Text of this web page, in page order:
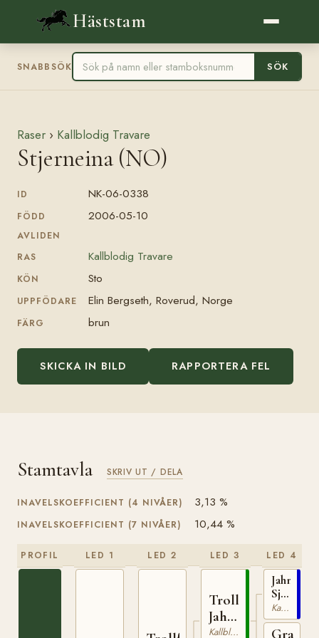
Häststam
SNABBSÖK SÖK
Raser › Kallblodig Travare
Stjerneina (NO)
ID NK-06-0338
FÖDD 2006-05-10
AVLIDEN
RAS
Kallblodig Travare
KÖN Sto
UPPFÖDARE Elin Bergseth, Roverud, Norge
FÄRG brun
SKICKA IN BILD RAPPORTERA FEL
Stamtavla SKRIV UT / DELA
INAVELSKOEFFICIENT (4 NIVÅER) 3,13 %
INAVELSKOEFFICIENT (7 NIVÅER) 10,44 %
PROFIL LED 1 LED 2 LED 3
Troll
Jahn
(NO)
Kallblodig Travare
LED 4
Jahn
Sjur
(NO)
T-
254
Kallblodig Travare
Grans